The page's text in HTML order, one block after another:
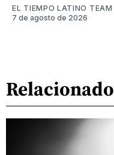
EL TIEMPO LATINO TEAM
7 de agosto de 2026
Relacionado